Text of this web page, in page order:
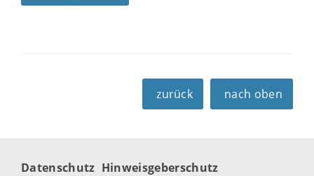
zurück nach oben
Datenschutz Hinweisgeberschutz